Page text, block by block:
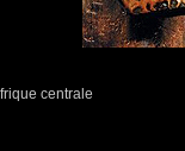
centrale